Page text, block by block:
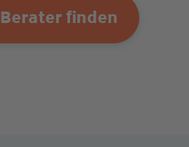
Berater finden